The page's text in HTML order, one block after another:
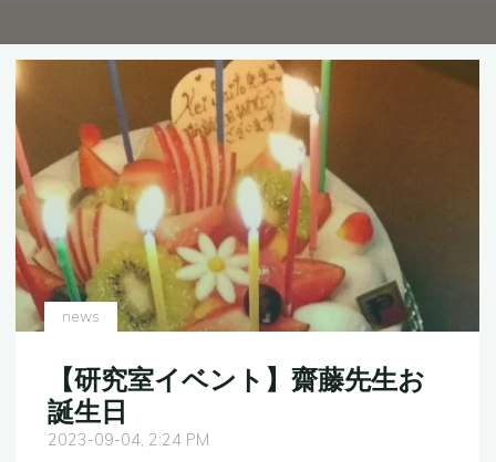
news
【研究室イベント】齋藤先生お
誕生日
2023-09-04, 2:24 PM